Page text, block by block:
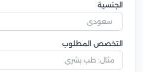
الجنسية
التخصص المطلوب